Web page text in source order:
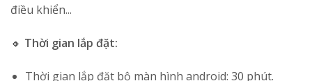
điều khiển...
🔸 Thời gian lắp đặt:
Thời gian lắp đặt bộ màn hình android: 30 phút.